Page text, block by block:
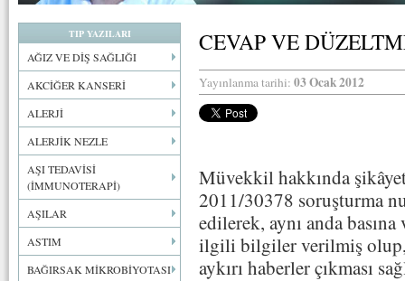
TIP YAZILARI
AĞIZ VE DİŞ SAĞLIĞI
AKCİĞER KANSERİ
ALERJİ
ALERJİK NEZLE
AŞI TEDAVİSİ
(İMMUNOTERAPİ)
AŞILAR
ASTIM
BAĞIRSAK MİKROBİYOTASI
CEVAP VE
Yayınlanma tarihi: 03 Ocak 2012
Müvekkil hakkında
2011/30378 soruşturma
edilerek, aynı anda
ilgili bilgiler verilmiş olup,
aykırı haberler çıkması